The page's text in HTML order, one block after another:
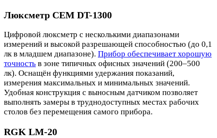
Люксметр CEM DT-1300
Цифровой люксметр с несколькими диапазонами
измерений и высокой разрешающей способностью (до 0,1
лк в младшем диапазоне). Прибор обеспечивает хорошую
точность в зоне типичных офисных значений (200–500
лк). Оснащён функциями удержания показаний,
измерения максимальных и минимальных значений.
Удобная конструкция с выносным датчиком позволяет
выполнять замеры в труднодоступных местах рабочих
столов без перемещения самого прибора.
RGK LM-20